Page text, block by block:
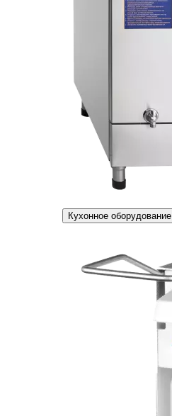
Кухонное оборудование